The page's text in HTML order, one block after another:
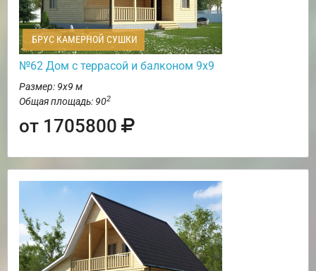
БРУС КАМЕРНОЙ СУШКИ
№62 Дом c террасой и балконом 9х9
Размер: 9х9 м
Общая площадь: 902
от 1705800